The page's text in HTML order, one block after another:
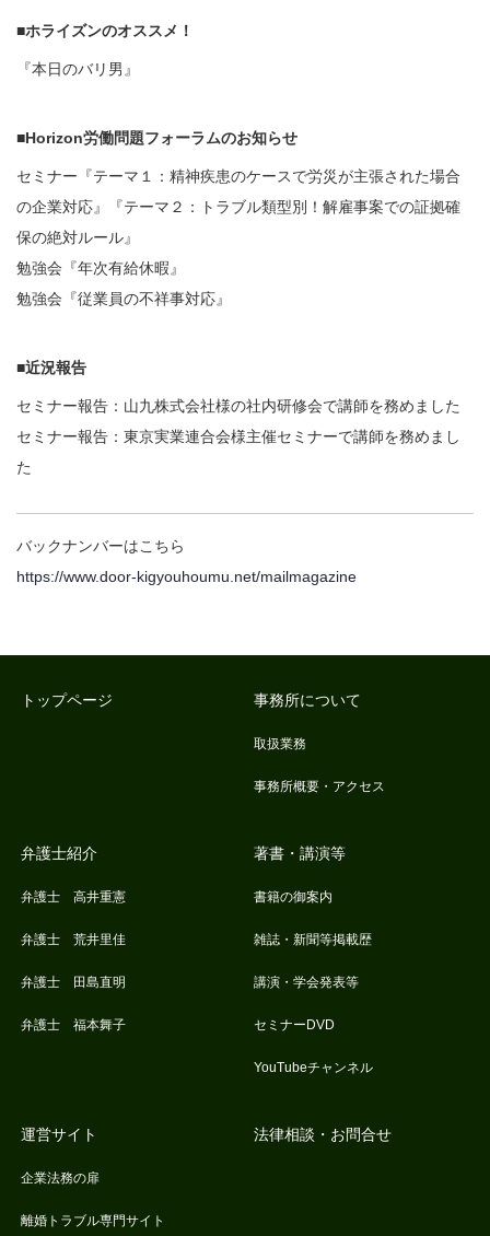
■ホライズンのオススメ！
『本日のバリ男』
■Horizon労働問題フォーラムのお知らせ
セミナー『テーマ１：精神疾患のケースで労災が主張された場合
の企業対応』『テーマ２：トラブル類型別！解雇事案での証拠確
保の絶対ルール』
勉強会『年次有給休暇』
勉強会『従業員の不祥事対応』
■近況報告
セミナー報告：山九株式会社様の社内研修会で講師を務めました
セミナー報告：東京実業連合会様主催セミナーで講師を務めまし
た
バックナンバーはこちら
https://www.door-kigyouhoumu.net/mailmagazine
トップページ 事務所について
取扱業務
事務所概要・アクセス
弁護士紹介
弁護士 高井重憲
弁護士 荒井里佳
弁護士 田島直明
弁護士 福本舞子
著書・講演等
書籍の御案内
雑誌・新聞等掲載歴
講演・学会発表等
セミナーDVD
YouTubeチャンネル
運営サイト
企業法務の扉
離婚トラブル専門サイト
法律相談・お問合せ